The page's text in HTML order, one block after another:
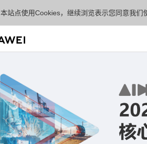
本站点使用Cookies，继续浏览表示您同意我们